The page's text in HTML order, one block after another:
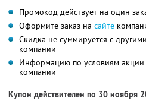
Промокод действует на один
Оформите заказ на сайте
Скидка не суммируется с
компании
Информацию по условиям акции
компании
Купон действителен по 30 ноября